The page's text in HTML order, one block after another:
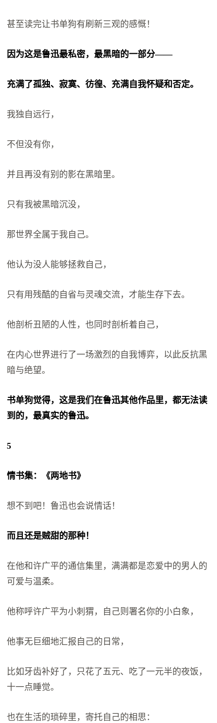
甚至读完让书单狗有刷新三观的感慨！
因为这是鲁迅最私密，最黑暗的一部分——
充满了孤独、寂寞、彷徨、充满自我怀疑和否定。
我独自远行，
不但没有你，
并且再没有别的影在黑暗里。
只有我被黑暗沉没，
那世界全属于我自己。
他认为没人能够拯救自己，
只有用残酷的自省与灵魂交流，才能生存下去。
他剖析丑陋的人性，也同时剖析着自己，
在内心世界进行了一场激烈的自我博弈，以此反抗黑
暗与绝望。
书单狗觉得，这是我们在鲁迅其他作品里，都无法读
到的，最真实的鲁迅。
5
情书集：《两地书》
想不到吧！鲁迅也会说情话！
而且还是贼甜的那种！
在他和许广平的通信集里，满满都是恋爱中的男人的
可爱与温柔。
他称呼许广平为小刺猬，自己则署名你的小白象，
他事无巨细地汇报自己的日常，
比如牙齿补好了，只花了五元、吃了一元半的夜饭，
十一点睡觉。
也在生活的琐碎里，寄托自己的相思：